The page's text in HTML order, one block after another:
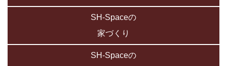
SH-Spaceの
家づくり
SH-Spaceの